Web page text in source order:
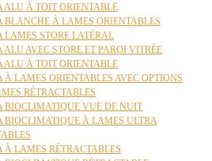
ALU À TOIT ORIENTABLE
BLANCHE À LAMES ORIENTABLES
LAMES STORE LATÉRAL
ALU AVEC STORE ET PAROI VITRÉE
ALU À TOIT ORIENTABLE
À LAMES ORIENTABLES AVEC OPTIONS
RÉTRACTABLES
BIOCLIMATIQUE VUE DE NUIT
BIOCLIMATIQUE À LAMES ULTRA
À LAMES RÉTRACTABLES